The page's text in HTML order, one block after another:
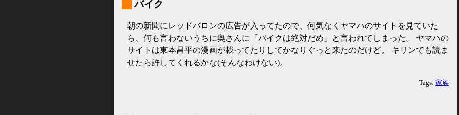
バイク
朝の新聞にレッドバロンの広告が入ってたので、何気なくヤマハのサイトを見ていた
ら、何も言わないうちに奥さんに「バイクは絶対だめ」と言われてしまった。 ヤマハの
サイトは東本昌平の漫画が載ってたりしてかなりぐっと来たのだけど。 キリンでも読ま
せたら許してくれるかな(そんなわけない)。
Tags: 家族